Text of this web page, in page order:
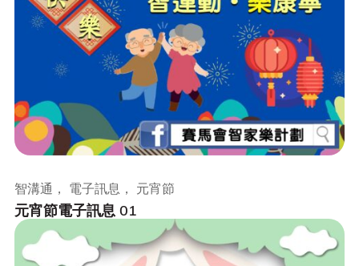
元宵節電子訊息 01
智溝通， 電子訊息， 元宵節